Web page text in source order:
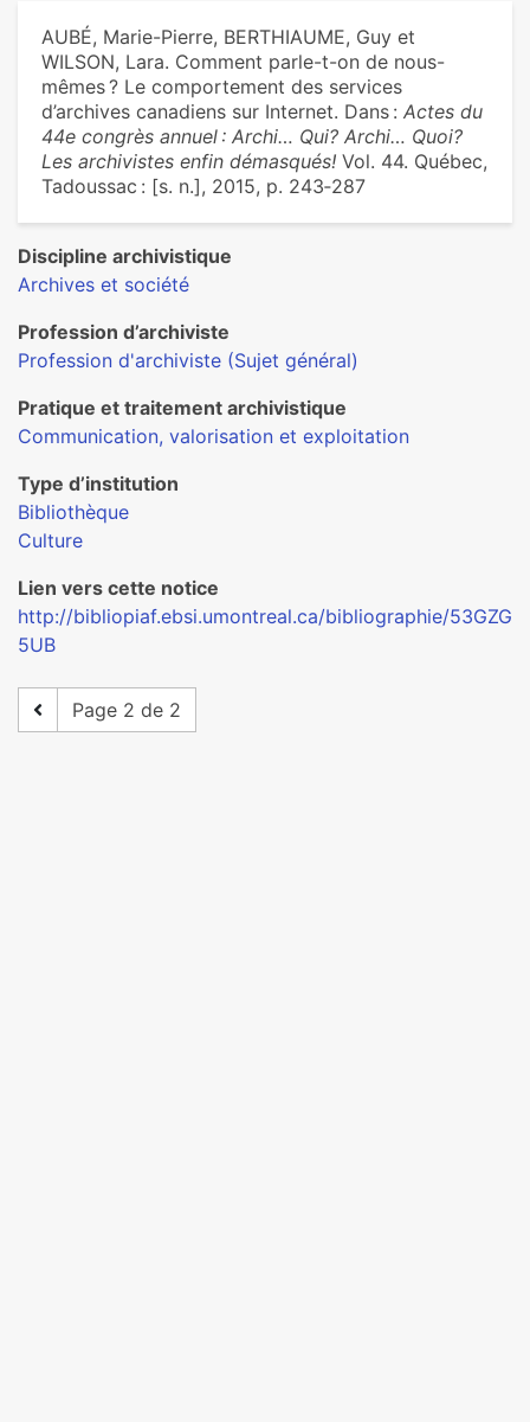
AUBÉ, Marie-Pierre, BERTHIAUME, Guy et
WILSON, Lara. Comment parle-t-on de nous-
mêmes ? Le comportement des services
d’archives canadiens sur Internet. Dans : Actes du
44e congrès annuel : Archi… Qui? Archi… Quoi?
Les archivistes enfin démasqués! Vol. 44. Québec,
Tadoussac : [s. n.], 2015, p. 243‑287
Discipline archivistique
Archives et société
Profession d’archiviste
Profession d'archiviste (Sujet général)
Pratique et traitement archivistique
Communication, valorisation et exploitation
Type d’institution
Bibliothèque
Culture
Lien vers cette notice
http://bibliopiaf.ebsi.umontreal.ca/bibliographie/53GZG
5UB
Page 2 de 2